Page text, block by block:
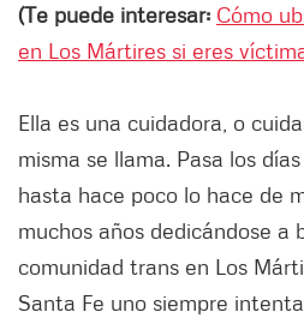
(Te puede interesar: Cómo
en Los Mártires si eres
Ella es una cuidadora, o
misma se llama. Pasa los
hasta hace poco lo hace de
muchos años dedicándose a
comunidad trans en Los
Santa Fe uno siempre